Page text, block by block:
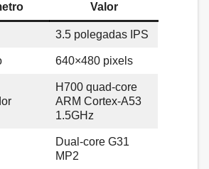
Valor
3.5 polegadas IPS
640×480 pixels
H700 quad-core
ARM Cortex-A53
1.5GHz
Dual-core G31
MP2